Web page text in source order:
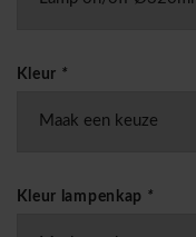
Kleur *
Kleur lampenkap *